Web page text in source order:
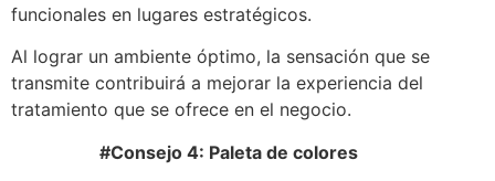
funcionales en lugares estratégicos.
Al lograr un ambiente óptimo, la sensación que se
transmite contribuirá a mejorar la experiencia del
tratamiento que se ofrece en el negocio.
#Consejo 4: Paleta de colores